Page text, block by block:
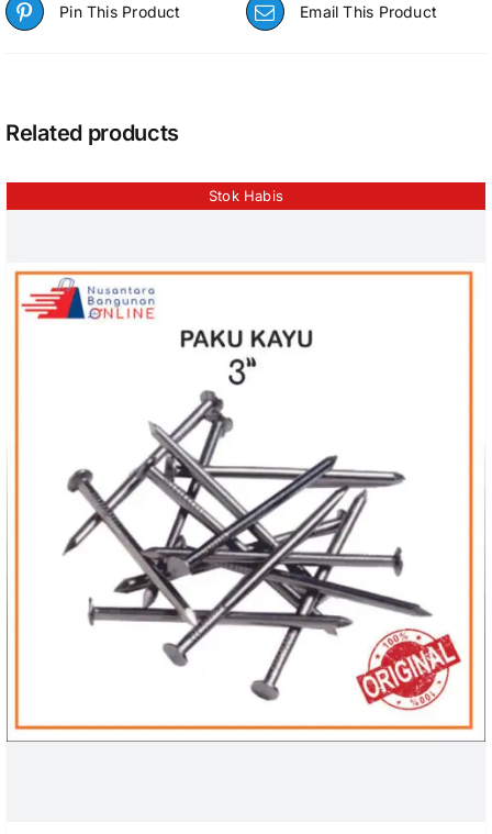
Pin This Product Email This Product
Related products
Stok Habis